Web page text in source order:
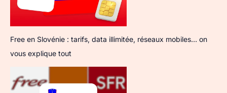
Free en Slovénie : tarifs, data illimitée, réseaux mobiles… on
vous explique tout